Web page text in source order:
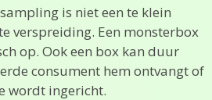
is niet een te klein
verspreiding. Een monsterbox
op. Ook een box kan duur
consument hem ontvangt of
wordt ingericht.